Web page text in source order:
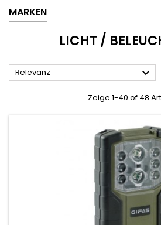
MARKEN
LICHT /
Relevanz 
Zeige 1-40 of 48